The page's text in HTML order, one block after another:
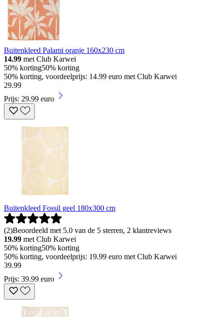
Buitenkleed Palami oranje 160x230 cm
14.99 met Club Karwei
50% korting50% korting
50% korting, voordeelprijs: 14.99 euro met Club Karwei
29.99
Prijs: 29.99 euro
Buitenkleed Fossil geel 180x300 cm
(2)Beoordeeld met 5.0 van de 5 sterren, 2 klantreviews
19.99 met Club Karwei
50% korting50% korting
50% korting, voordeelprijs: 19.99 euro met Club Karwei
39.99
Prijs: 39.99 euro